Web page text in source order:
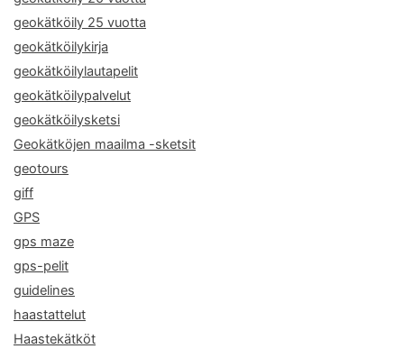
geokätköily 25 vuotta
geokätköilykirja
geokätköilylautapelit
geokätköilypalvelut
geokätköilysketsi
Geokätköjen maailma -sketsit
geotours
giff
GPS
gps maze
gps-pelit
guidelines
haastattelut
Haastekätköt